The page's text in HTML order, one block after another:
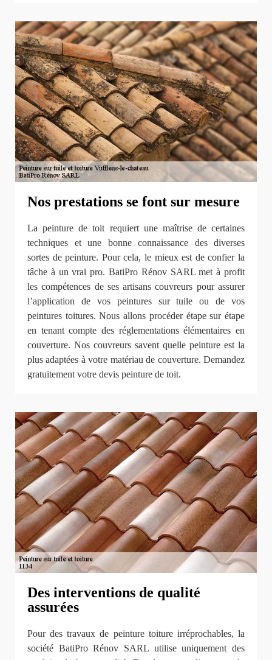
Nos prestations se font sur mesure
La peinture de toit requiert une maîtrise de certaines
techniques et une bonne connaissance des diverses
sortes de peinture. Pour cela, le mieux est de confier la
tâche à un vrai pro. BatiPro Rénov SARL met à profit
les compétences de ses artisans couvreurs pour assurer
l’application de vos peintures sur tuile ou de vos
peintures toitures. Nous allons procéder étape sur étape
en tenant compte des réglementations élémentaires en
couverture. Nos couvreurs savent quelle peinture est la
plus adaptées à votre matériau de couverture. Demandez
gratuitement votre devis peinture de toit.
Des interventions de qualité
assurées
Pour des travaux de peinture toiture irréprochables, la
société BatiPro Rénov SARL utilise uniquement des